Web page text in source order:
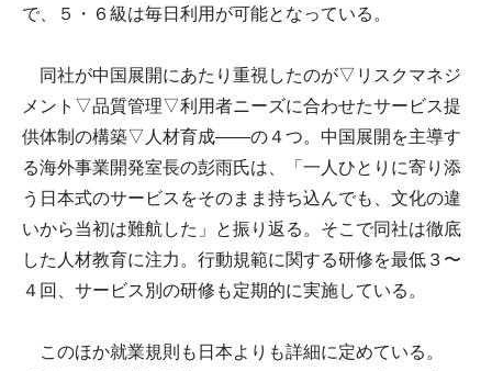
で、５・６級は毎日利用が可能となっている。
同社が中国展開にあたり重視したのが▽リスクマネジ
メント▽品質管理▽利用者ニーズに合わせたサービス提
供体制の構築▽人材育成――の４つ。中国展開を主導す
る海外事業開発室長の彭雨氏は、「一人ひとりに寄り添
う日本式のサービスをそのまま持ち込んでも、文化の違
いから当初は難航した」と振り返る。そこで同社は徹底
した人材教育に注力。行動規範に関する研修を最低３〜
４回、サービス別の研修も定期的に実施している。
このほか就業規則も日本よりも詳細に定めている。